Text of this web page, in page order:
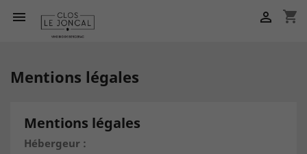
 shopping_cart

Mentions légales
Mentions légales
Hébergeur :